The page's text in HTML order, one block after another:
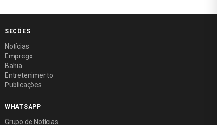
SEÇÕES
Notícias
Emprego
Bahia
Entretenimento
Publicações
WHATSAPP
Grupo de Notícias